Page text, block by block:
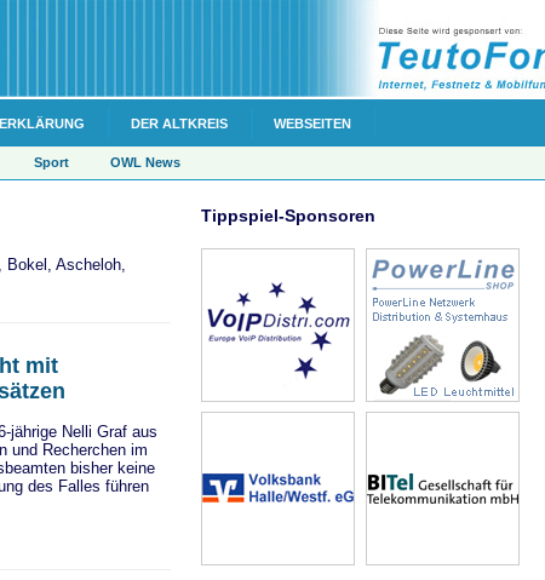
DER ALTKREIS WEBSEITEN
Sport OWL News
Bokel, Ascheloh,
mit
jährige Nelli Graf aus
und Recherchen im
bisher keine
des Falles führen
Tippspiel-Sponsoren